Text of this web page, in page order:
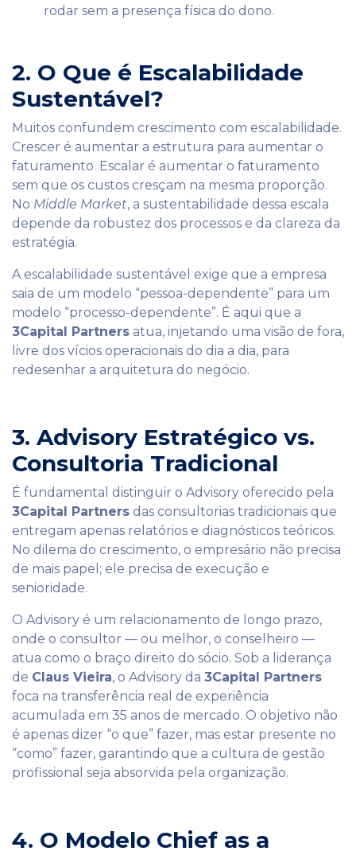
rodar sem a presença física do dono.
2. O Que é Escalabilidade
Sustentável?
Muitos confundem crescimento com escalabilidade.
Crescer é aumentar a estrutura para aumentar o
faturamento. Escalar é aumentar o faturamento
sem que os custos cresçam na mesma proporção.
No Middle Market, a sustentabilidade dessa escala
depende da robustez dos processos e da clareza da
estratégia.
A escalabilidade sustentável exige que a empresa
saia de um modelo “pessoa-dependente” para um
modelo “processo-dependente”. É aqui que a
3Capital Partners atua, injetando uma visão de fora,
livre dos vícios operacionais do dia a dia, para
redesenhar a arquitetura do negócio.
3. Advisory Estratégico vs.
Consultoria Tradicional
É fundamental distinguir o Advisory oferecido pela
3Capital Partners das consultorias tradicionais que
entregam apenas relatórios e diagnósticos teóricos.
No dilema do crescimento, o empresário não precisa
de mais papel; ele precisa de execução e
senioridade.
O Advisory é um relacionamento de longo prazo,
onde o consultor — ou melhor, o conselheiro —
atua como o braço direito do sócio. Sob a liderança
de Claus Vieira, o Advisory da 3Capital Partners
foca na transferência real de experiência
acumulada em 35 anos de mercado. O objetivo não
é apenas dizer “o que” fazer, mas estar presente no
“como” fazer, garantindo que a cultura de gestão
profissional seja absorvida pela organização.
4. O Modelo Chief as a